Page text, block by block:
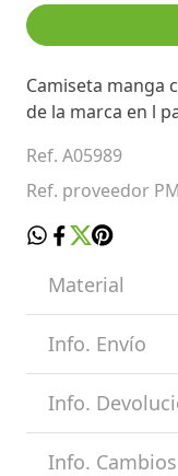
Camiseta manga
de la marca en l
Ref. A05989
Ref. proveedor
Material
Info. Envío
Info.
Info. Cambios